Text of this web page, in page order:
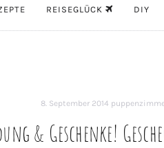
REISEGLÜCK DIY
8. September 2014
& Geschenke!